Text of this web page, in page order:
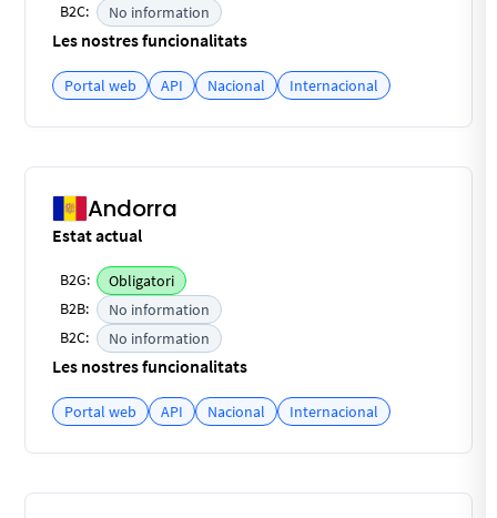
B2C:
No information
Les nostres funcionalitats
Portal web API Nacional Internacional
Andorra
Estat actual
B2G:
Obligatori
B2B:
No information
B2C:
No information
Les nostres funcionalitats
Portal web API Nacional Internacional